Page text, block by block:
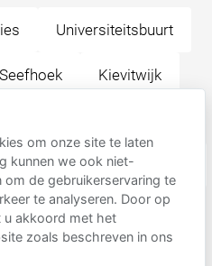
Universiteitsbuurt
Seefhoek Kievitwijk
Driekoningen
Schoonbroek
om onze site te laten
kunnen we ook niet-
de gebruikerservaring te
te analyseren. Door op
u akkoord met het
zoals beschreven in ons